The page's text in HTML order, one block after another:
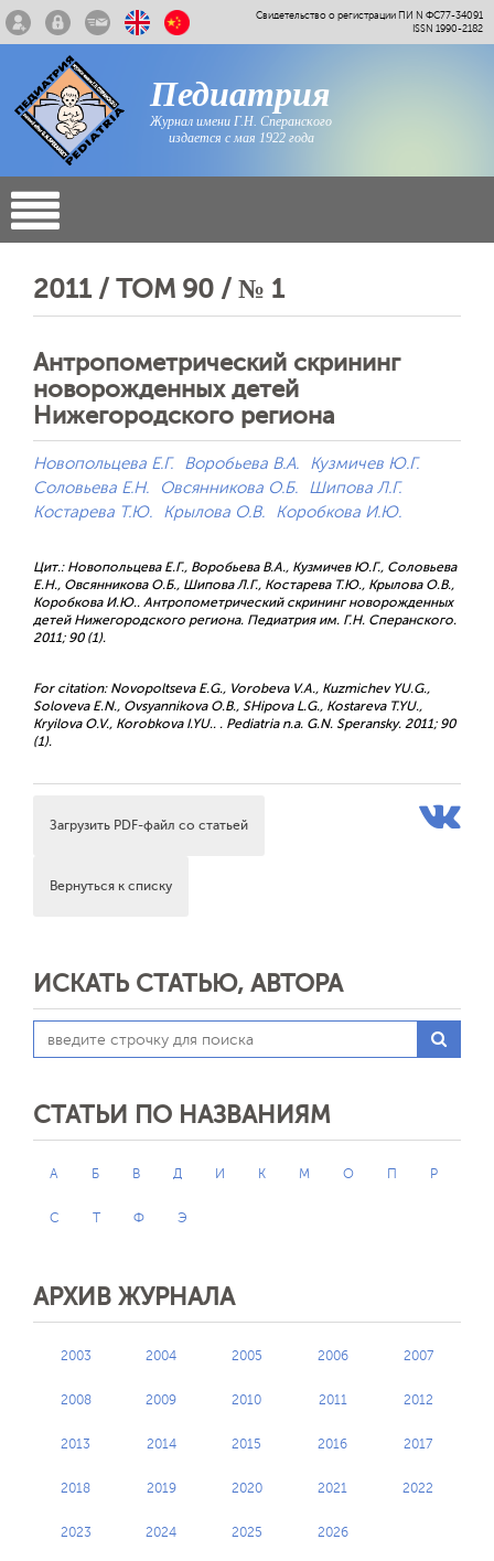
Свидетельство о регистрации ПИ N ФС77-34091
ISSN 1990-2182
Педиатрия
Журнал имени Г.Н. Сперанского
издается с мая 1922 года
2011 / ТОМ 90 / № 1
Антропометрический скрининг
новорожденных детей
Нижегородского региона
Новопольцева Е.Г. Воробьева В.А.
Кузмичев Ю.Г.
Соловьева Е.Н.
Овсянникова О.Б.
Шипова Л.Г.
Костарева Т.Ю.
Крылова О.В. Коробкова И.Ю.
Цит.: Новопольцева Е.Г., Воробьева В.А., Кузмичев Ю.Г., Соловьева
Е.Н., Овсянникова О.Б., Шипова Л.Г., Костарева Т.Ю., Крылова О.В.,
Коробкова И.Ю.. Антропометрический скрининг новорожденных
детей Нижегородского региона. Педиатрия им. Г.Н. Сперанского.
2011; 90 (1).
For citation: Novopoltseva E.G., Vorobeva V.A., Kuzmichev YU.G.,
Soloveva E.N., Ovsyannikova O.B., SHipova L.G., Kostareva T.YU.,
Kryilova O.V., Korobkova I.YU.. . Pediatria n.a. G.N. Speransky. 2011; 90
(1).
Загрузить PDF-файл со статьей
Вернуться к списку
ИСКАТЬ СТАТЬЮ, АВТОРА
СТАТЬИ ПО НАЗВАНИЯМ
А Б В Д И К М О П Р
С Т Ф Э
АРХИВ ЖУРНАЛА
2003 2004 2005 2006 2007
2008 2009 2010 2011 2012
2013 2014 2015 2016 2017
2018 2019 2020 2021 2022
2023 2024 2025 2026